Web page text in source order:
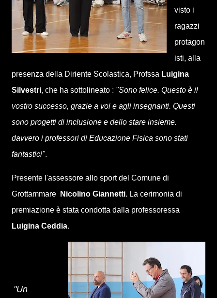
visto i
ragazzi
protagon
isti, alla
presenza della Diriente Scolastica, Profssa Luigina
Silvestri, che ha sottolineato : "Sono felice. Questo è il
vostro successo, grazie a voi e agli insegnanti. Questi
sono progetti di inclusione e dello stare insieme.
davvero i professori di Educazione Fisica sono stati
fantastici".
Presente l'assessore allo sport del Comune di
Grottammare
Nicolino Giannetti. La cerimonia di
premiazione è stata condotta dalla professoressa
Luigina Ceddia.
"Un